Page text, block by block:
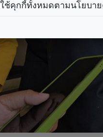
ช้คุกกี้ทั้งหมดตามนโยบาย